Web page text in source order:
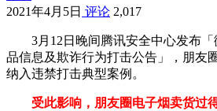
2021年4月5日 评论 2,017
3月12日晚间腾讯安全中心发布
品信息及欺诈行为打击公告」，朋友
纳入违禁打击典型案例。
受此影响，朋友圈电子烟卖货过